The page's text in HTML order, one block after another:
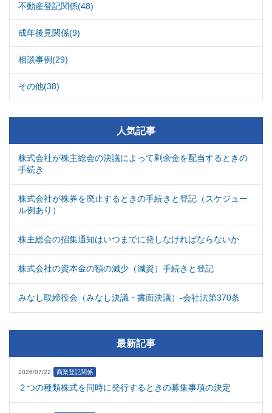
不動産登記関係(48)
成年後見関係(9)
相談事例(29)
その他(38)
人気記事
株式会社が株主総会の決議によって剰余金を配当するときの
手続き
株式会社が株券を廃止するときの手続きと登記（スケジュー
ル例あり）
株主総会の招集通知はいつまでに発しなければならないか
株式会社の資本金の額の減少（減資）手続きと登記
みなし取締役会（みなし決議・書面決議）-会社法第370条
最新記事
2026/07/22 商業登記関係
２つの種類株式を同時に発行するときの募集事項の決定